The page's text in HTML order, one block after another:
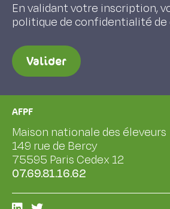
En validant votre inscription,
politique de confidentialité de
Valider
AFPF
Maison nationale des éleveurs
149 rue de Bercy
75595 Paris Cedex 12
07.69.81.16.62